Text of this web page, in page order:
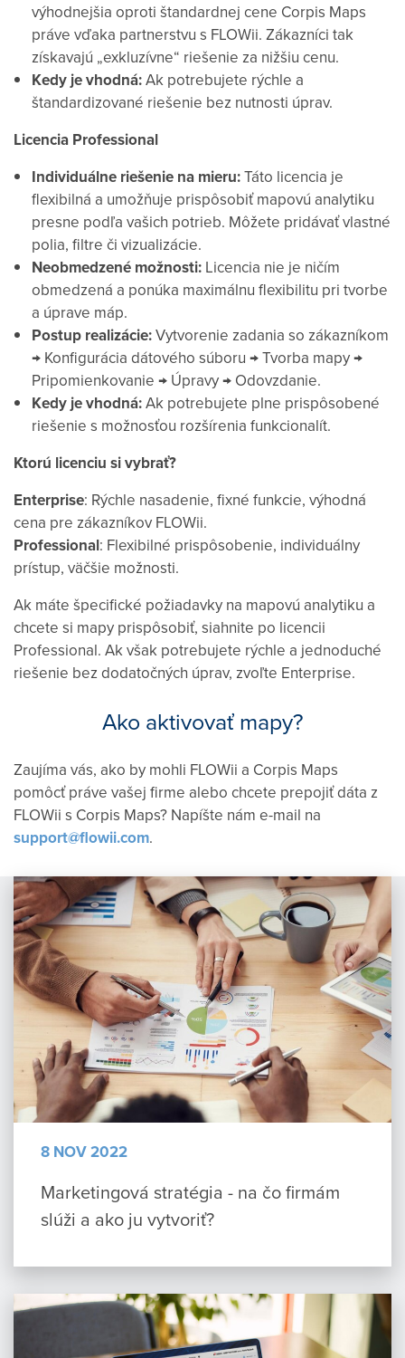
výhodnejšia oproti štandardnej cene Corpis Maps
práve vďaka partnerstvu s FLOWii. Zákazníci tak
získavajú „exkluzívne“ riešenie za nižšiu cenu.
Kedy je vhodná:Ak potrebujete rýchle a
štandardizované riešenie bez nutnosti úprav.
Licencia Professional
Individuálne riešenie na mieru:Táto licencia je
flexibilná a umožňuje prispôsobiť mapovú analytiku
presne podľa vašich potrieb. Môžete pridávať vlastné
polia, filtre či vizualizácie.
Neobmedzené možnosti: Licencia nie je ničím
obmedzená a ponúka maximálnu flexibilitu pri tvorbe
a úprave máp.
Postup realizácie:Vytvorenie zadania so zákazníkom
→ Konfigurácia dátového súboru → Tvorba mapy →
Pripomienkovanie → Úpravy → Odovzdanie.
Kedy je vhodná:Ak potrebujete plne prispôsobené
riešenie s možnosťou rozšírenia funkcionalít.
Ktorú licenciu si vybrať?
Enterprise: Rýchle nasadenie, fixné funkcie, výhodná
cena pre zákazníkov FLOWii.
Professional: Flexibilné prispôsobenie, individuálny
prístup, väčšie možnosti.
Ak máte špecifické požiadavky na mapovú analytiku a
chcete si mapy prispôsobiť, siahnite po licencii
Professional. Ak však potrebujete rýchle a jednoduché
riešenie bez dodatočných úprav, zvoľte Enterprise.
Ako aktivovať mapy?
Zaujíma vás, ako by mohli FLOWii a Corpis Maps
pomôcť práve vašej firme alebo chcete prepojiť dáta z
FLOWii s Corpis Maps? Napíšte nám e-mail na
support@flowii.com.
8 NOV 2022
Marketingová stratégia - na čo firmám
slúži a ako ju vytvoriť?